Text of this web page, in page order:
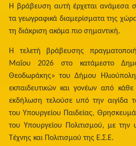
Η βράβευση αυτή έρχεται ανάμεσα
τα γεωγραφικά διαμερίσματα της
τη διάκριση ακόμα πιο σημαντική.
Η τελετή βράβευσης
Μαΐου 2026 στο κατάμεστο
Θεοδωράκης» του Δήμου
εκπαιδευτικών και γονέων από
εκδήλωση τελούσε υπό την αιγίδα
του Υπουργείου Παιδείας,
του Υπουργείου Πολιτισμού, με την
Τέχνης και Πολιτισμού της Ε.Σ.Ε.